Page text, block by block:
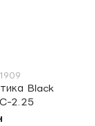
Black
2.25